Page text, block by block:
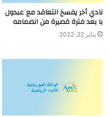
نادي أخر يفسخ التعاقد مع عبدول
با بعد فترة قصيرة من انضمامه
يناير 22, 2022